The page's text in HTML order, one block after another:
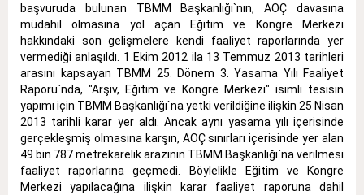
başvuruda bulunan TBMM Başkanlığı`nın, AOÇ davasına
müdahil olmasına yol açan Eğitim ve Kongre Merkezi
hakkındaki son gelişmelere kendi faaliyet raporlarında yer
vermediği anlaşıldı. 1 Ekim 2012 ila 13 Temmuz 2013 tarihleri
arasını kapsayan TBMM 25. Dönem 3. Yasama Yılı Faaliyet
Raporu`nda, "Arşiv, Eğitim ve Kongre Merkezi" isimli tesisin
yapımı için TBMM Başkanlığı`na yetki verildiğine ilişkin 25 Nisan
2013 tarihli karar yer aldı. Ancak aynı yasama yılı içerisinde
gerçekleşmiş olmasına karşın, AOÇ sınırları içerisinde yer alan
49 bin 787 metrekarelik arazinin TBMM Başkanlığı`na verilmesi
faaliyet raporlarına geçmedi. Böylelikle Eğitim ve Kongre
Merkezi yapılacağına ilişkin karar faaliyet raporuna dahil